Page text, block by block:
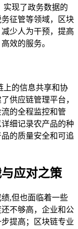
实现了政务数据的
征管等领域，区块
少人为干预，提高
效的服务。
上的信息共享和协
供应链管理平台，
的全程监控和管
细记录农产品的种
的质量安全和可追
应对之策
,但也面临着一些
不够高，企业和公
提高；区块链专业